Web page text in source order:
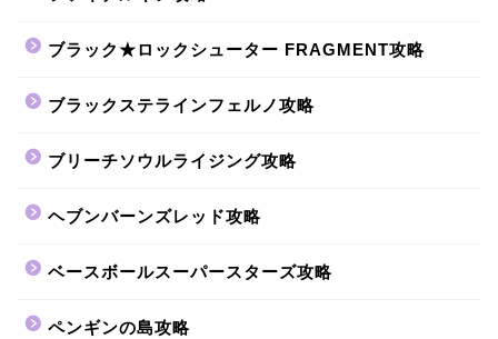
ブラック★ロックシューター FRAGMENT攻略
ブラックステラインフェルノ攻略
ブリーチソウルライジング攻略
ヘブンバーンズレッド攻略
ベースボールスーパースターズ攻略
ペンギンの島攻略